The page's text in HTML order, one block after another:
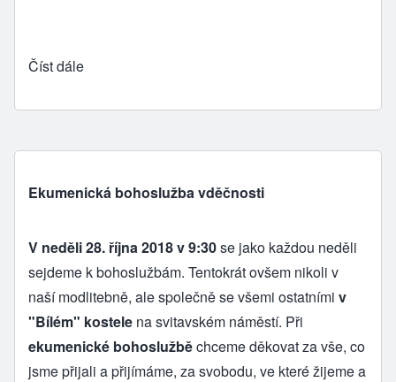
Číst dále
Ekumenická bohoslužba vděčnosti
V neděli 28. října 2018 v 9:30se jako každou neděli
sejdeme k bohoslužbám. Tentokrát ovšem nikoli v
naší modlitebně, ale společně se všemi ostatními v
"Bílém" kostele na svitavském náměstí. Při
ekumenické bohoslužběchceme děkovat za vše, co
jsme přijali a přijímáme, za svobodu, ve které žijeme a